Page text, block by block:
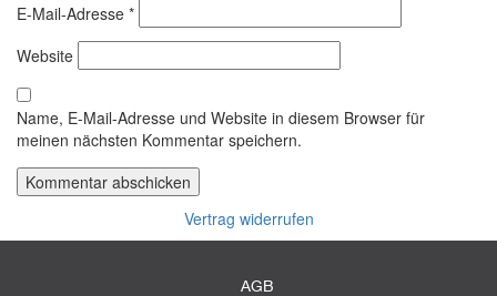
E-Mail-Adresse *
Website
Name, E-Mail-Adresse und Website in diesem Browser für
meinen nächsten Kommentar speichern.
Vertrag widerrufen
AGB